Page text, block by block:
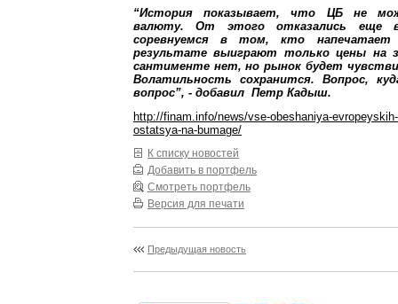
“История показывает, что ЦБ не
валюту. От этого отказались еще
соревнуемся в том, кто
результате выиграют только цены на
сантименте нет, но рынок будет
Волатильность сохранится. Вопрос,
вопрос”, - добавил Петр Кадыш.
http://finam.info/news/vse-obeshaniya-
ostatsya-na-bumage/
К списку новостей
Добавить в портфель
Смотреть портфель
Версия для печати
Предыдущая новость